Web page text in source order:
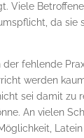
Viele
da sie
der fehlende
werden
sei damit zu
An vielen